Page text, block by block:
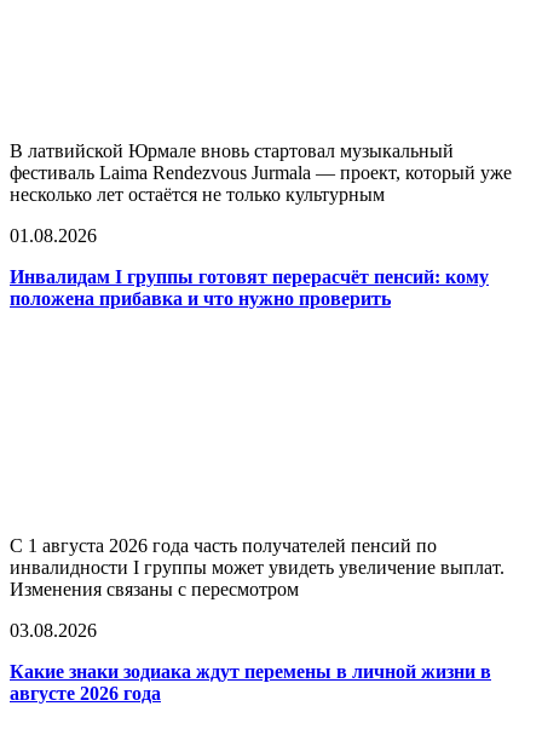
В латвийской Юрмале вновь стартовал музыкальный
фестиваль Laima Rendezvous Jurmala — проект, который уже
несколько лет остаётся не только культурным
01.08.2026
Инвалидам I группы готовят перерасчёт пенсий: кому
положена прибавка и что нужно проверить
С 1 августа 2026 года часть получателей пенсий по
инвалидности I группы может увидеть увеличение выплат.
Изменения связаны с пересмотром
03.08.2026
Какие знаки зодиака ждут перемены в личной жизни в
августе 2026 года